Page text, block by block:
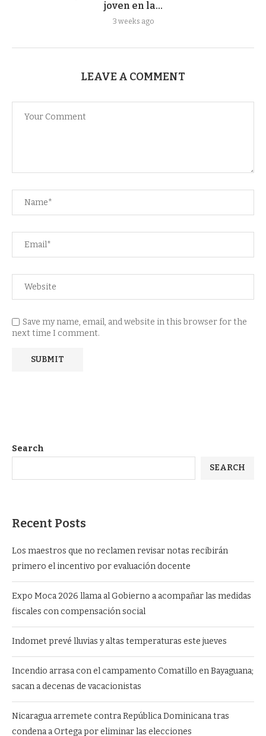
joven en la...
3 weeks ago
LEAVE A COMMENT
Save my name, email, and website in this browser for the
next time I comment.
Search
SEARCH
Recent Posts
Los maestros que no reclamen revisar notas recibirán
primero el incentivo por evaluación docente
Expo Moca 2026 llama al Gobierno a acompañar las medidas
fiscales con compensación social
Indomet prevé lluvias y altas temperaturas este jueves
Incendio arrasa con el campamento Comatillo en Bayaguana;
sacan a decenas de vacacionistas
Nicaragua arremete contra República Dominicana tras
condena a Ortega por eliminar las elecciones